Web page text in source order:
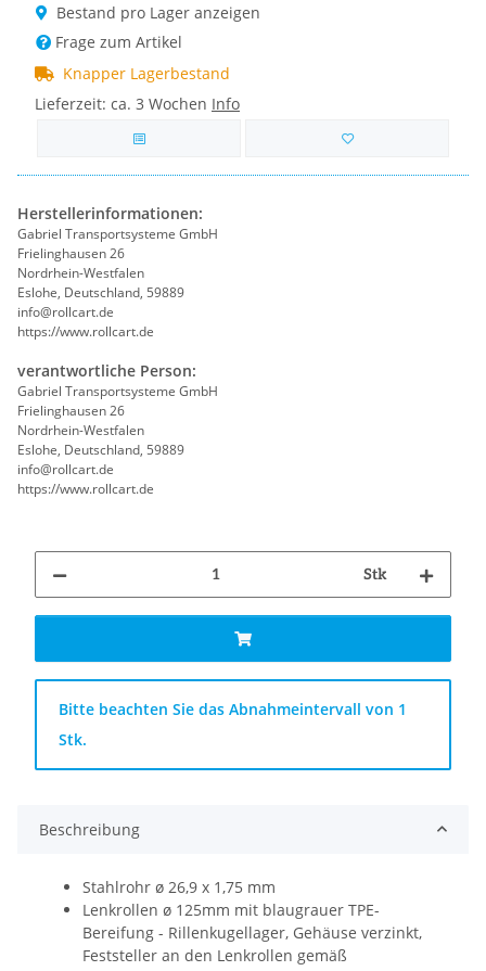
Bestand pro Lager anzeigen
Frage zum Artikel
Knapper Lagerbestand
Lieferzeit: ca. 3 Wochen Info
Herstellerinformationen:
Gabriel Transportsysteme GmbH
Frielinghausen 26
Nordrhein-Westfalen
Eslohe, Deutschland, 59889
info@rollcart.de
https://www.rollcart.de
verantwortliche Person:
Gabriel Transportsysteme GmbH
Frielinghausen 26
Nordrhein-Westfalen
Eslohe, Deutschland, 59889
info@rollcart.de
https://www.rollcart.de
Stk
x
Bitte beachten Sie das Abnahmeintervall von 1
Stk.
Beschreibung
Stahlrohr ø 26,9 x 1,75 mm
Lenkrollen ø 125mm mit blaugrauer TPE-
Bereifung - Rillenkugellager, Gehäuse verzinkt,
Feststeller an den Lenkrollen gemäß